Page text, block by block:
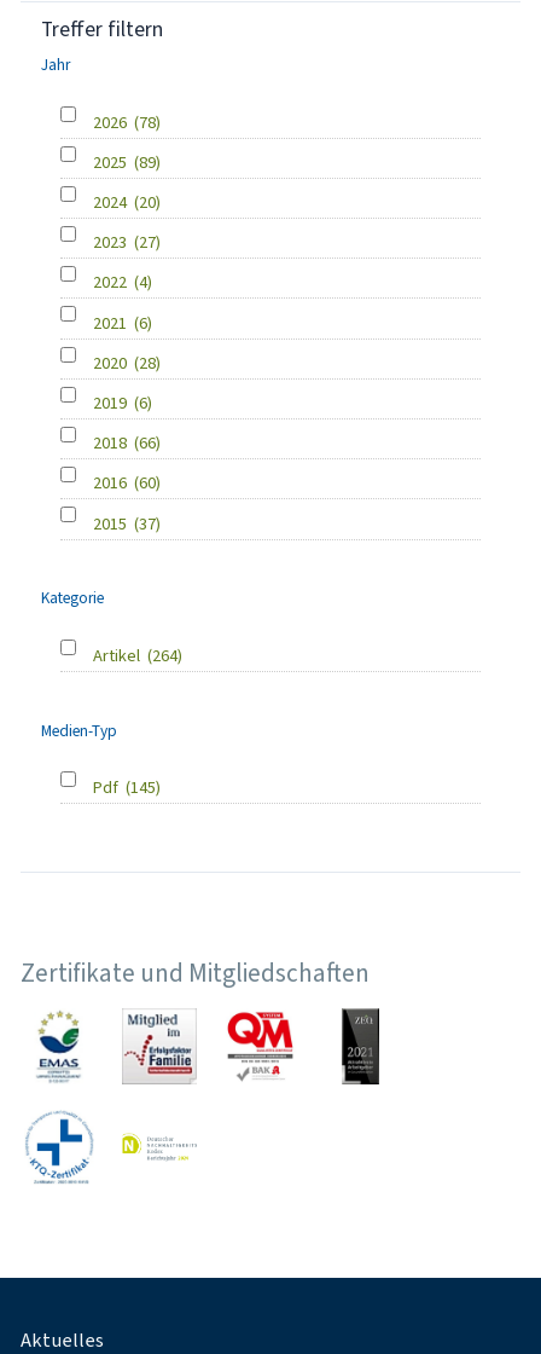
Treffer filtern
Jahr
2026 (78)
2025 (89)
2024 (20)
2023 (27)
2022 (4)
2021 (6)
2020 (28)
2019 (6)
2018 (66)
2016 (60)
2015 (37)
Kategorie
Artikel (264)
Medien-Typ
Pdf (145)
Zertifikate und Mitgliedschaften
Fußnavigation
Aktuelles